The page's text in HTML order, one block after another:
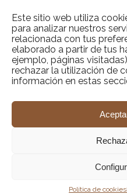
Este sitio web utiliza
para analizar nuestros
relacionada con tus
elaborado a partir de tus
ejemplo, páginas
rechazar la utilización de
información en estas
Política de cookies